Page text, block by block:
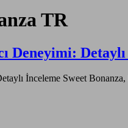
TR
Deneyimi:
İnceleme Sweet